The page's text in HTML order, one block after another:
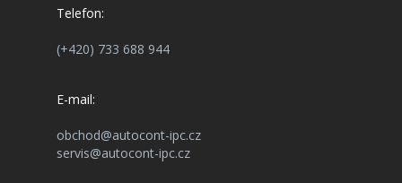
Telefon:
(+420) 733 688 944
E-mail:
obchod@autocont-ipc.cz
servis@autocont-ipc.cz